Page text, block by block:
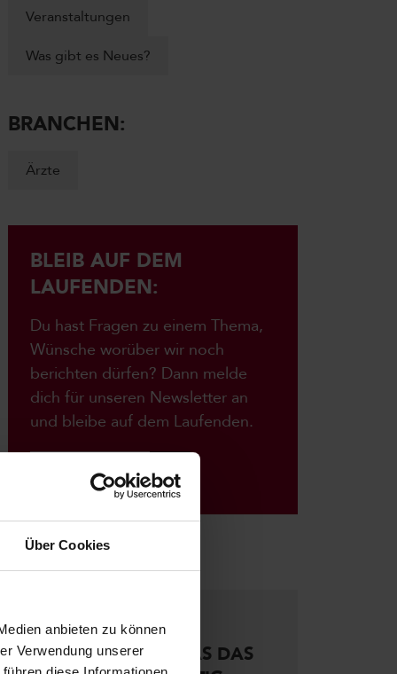
Über Cookies
anbieten zu können
Verwendung unserer
Veranstaltungen
Was gibt es Neues?
BRANCHEN:
Ärzte
BLEIB AUF DEM
LAUFENDEN:
Du hast Fragen zu einem Thema,
Wünsche worüber wir noch
berichten dürfen? Dann melde
dich für unseren Newsletter an
und bleibe auf dem Laufenden.
Anmelden
WEITERE ARTIKEL:
27.07.2026
BITCOIN & CO.: WAS DAS